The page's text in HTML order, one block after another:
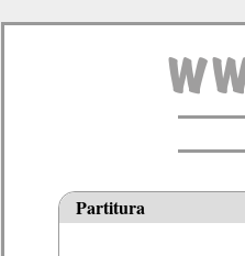
Partitura